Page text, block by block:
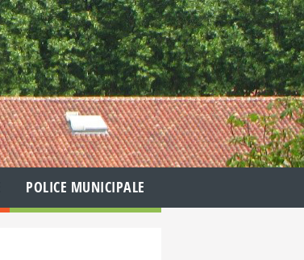
POLICE MUNICIPALE